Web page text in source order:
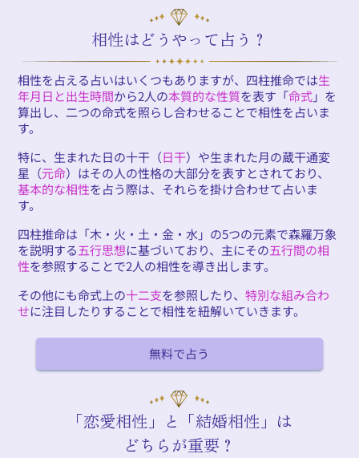
相性はどうやって占う？
相性を占える占いはいくつもありますが、四柱推命では生
年月日と出生時間から2人の本質的な性質を表す「命式」を
算出し、二つの命式を照らし合わせることで相性を占いま
す。
特に、生まれた日の十干（日干）や生まれた月の蔵干通変
星（元命）はその人の性格の大部分を表すとされており、
基本的な相性を占う際は、それらを掛け合わせて占いま
す。
四柱推命は「木・火・土・金・水」の5つの元素で森羅万象
を説明する五行思想に基づいており、主にその五行間の相
性を参照することで2人の相性を導き出します。
その他にも命式上の十二支を参照したり、特別な組み合わ
せに注目したりすることで相性を紐解いていきます。
無料で占う
「恋愛相性」と「結婚相性」は
どちらが重要？